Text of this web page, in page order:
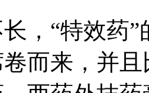
，“特效药
而来，并